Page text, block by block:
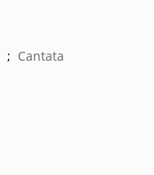
; Cantata